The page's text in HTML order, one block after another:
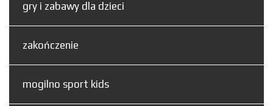
gry i zabawy dla dzieci
zakończenie
mogilno sport kids